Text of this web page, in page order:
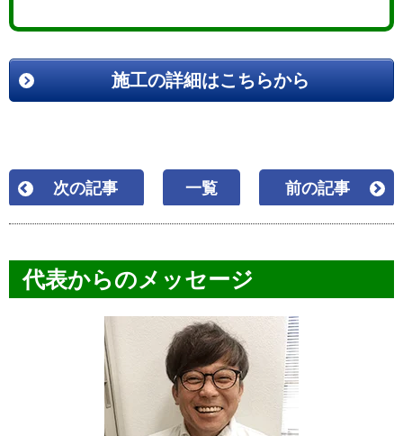
施工の詳細はこちらから
次の記事 一覧 前の記事
代表からのメッセージ